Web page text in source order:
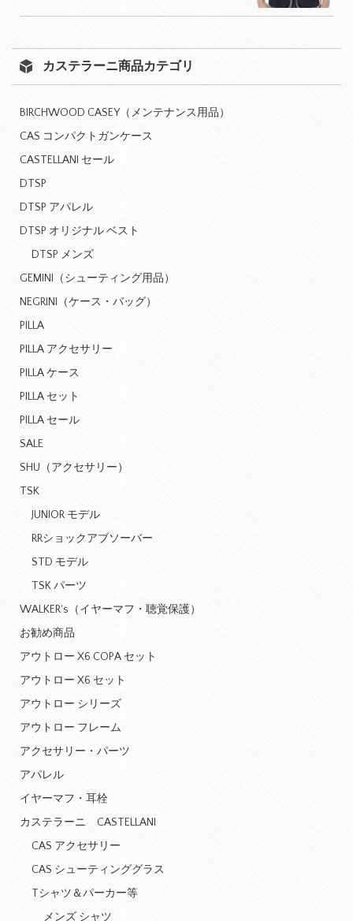
カステラーニ商品カテゴリ
BIRCHWOOD CASEY（メンテナンス用品）
CAS コンパクトガンケース
CASTELLANI セール
DTSP
DTSP アパレル
DTSP オリジナル ベスト
DTSP メンズ
GEMINI（シューティング用品）
NEGRINI（ケース・バッグ）
PILLA
PILLA アクセサリー
PILLA ケース
PILLA セット
PILLA セール
SALE
SHU（アクセサリー）
TSK
JUNIOR モデル
RRショックアブソーバー
STD モデル
TSK パーツ
WALKER's（イヤーマフ・聴覚保護）
お勧め商品
アウトロー X6 COPA セット
アウトロー X6 セット
アウトロー シリーズ
アウトロー フレーム
アクセサリー・パーツ
アパレル
イヤーマフ・耳栓
カステラーニ CASTELLANI
CAS アクセサリー
CAS シューティンググラス
Tシャツ＆パーカー等
メンズ シャツ